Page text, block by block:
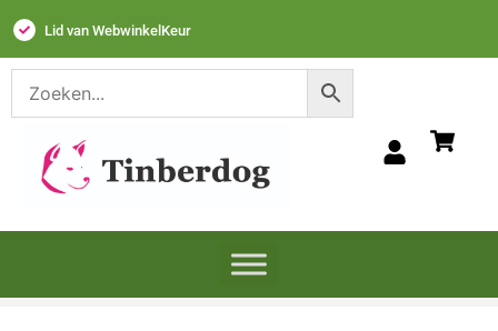
Lid van WebwinkelKeur